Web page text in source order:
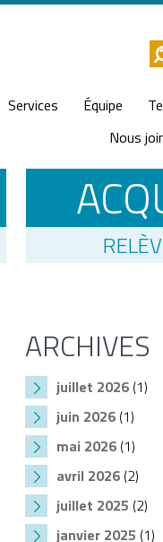
Services Équipe
Nous
ARCHIVES
juillet 2026(1)
juin 2026(1)
mai 2026(1)
avril 2026(2)
juillet 2025 (2)
janvier 2025 (1)